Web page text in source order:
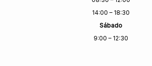
14:00 – 18:30
Sábado
9:00 – 12:30